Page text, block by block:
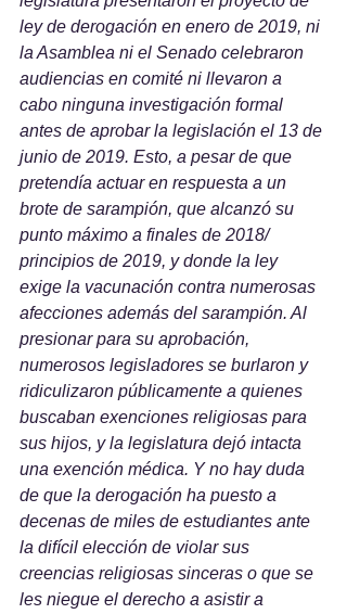
ley de derogación en enero de 2019, ni
la Asamblea ni el Senado celebraron
audiencias en comité ni llevaron a
cabo ninguna investigación formal
antes de aprobar la legislación el 13 de
junio de 2019. Esto, a pesar de que
pretendía actuar en respuesta a un
brote de sarampión, que alcanzó su
punto máximo a finales de 2018/
principios de 2019, y donde la ley
exige la vacunación contra numerosas
afecciones además del sarampión. Al
presionar para su aprobación,
numerosos legisladores se burlaron y
ridiculizaron públicamente a quienes
buscaban exenciones religiosas para
sus hijos, y la legislatura dejó intacta
una exención médica. Y no hay duda
de que la derogación ha puesto a
decenas de miles de estudiantes ante
la difícil elección de violar sus
creencias religiosas sinceras o que se
les niegue el derecho a asistir a